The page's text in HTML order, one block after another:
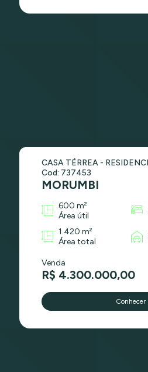
CASA TÉRREA -
Cod: 737453
MORUMBI
600 m²
Área útil
1.420 m²
Área total
Venda
R$ 4.300.000,00
Conhecer